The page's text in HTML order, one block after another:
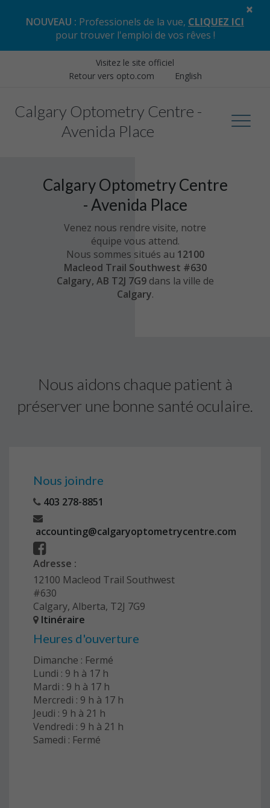
NOUVEAU : Professionels de la vue, CLIQUEZ ICI
pour trouver l'emploi de vos rêves !
×
Visitez le site officiel
Retour vers opto.com
English
Calgary Optometry Centre -
Avenida Place
Calgary Optometry Centre
- Avenida Place
Venez nous rendre visite, notre
équipe vous attend.
Nous sommes situés au 12100
Macleod Trail Southwest #630
Calgary, AB T2J 7G9 dans la ville de
Calgary.
Nous aidons chaque patient à
préserver une bonne santé oculaire.
Nous joindre
403 278-8851
accounting@calgaryoptometrycentre.com
Adresse :
12100 Macleod Trail Southwest
#630
Calgary, Alberta, T2J 7G9
Itinéraire
Heures d'ouverture
Dimanche : Fermé
Lundi : 9 h à 17 h
Mardi : 9 h à 17 h
Mercredi : 9 h à 17 h
Jeudi : 9 h à 21 h
Vendredi : 9 h à 21 h
Samedi : Fermé